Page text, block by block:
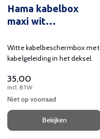
Hama kabelbox
maxi wit
Witte kabelbeschermbox met
kabelgeleiding in het deksel.
35,00
Incl. BTW
Niet op voorraad
Bekijken